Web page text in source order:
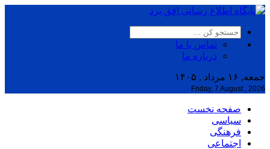
تماس با ما
درباره ما
جمعه, ۱۶ مرداد , ۱۴۰۵
Friday, 7 August , 2026
صفحه نخست
سیاسی
فرهنگی
اجتماعی